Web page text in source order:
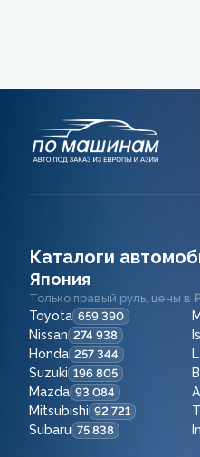
Каталоги
Япония
Только правый руль, цены в
Toyota 659 390
Nissan 274 938
Honda 257 344
Suzuki 196 805
Mazda 93 084
Mitsubishi 92 721
Subaru 75 838